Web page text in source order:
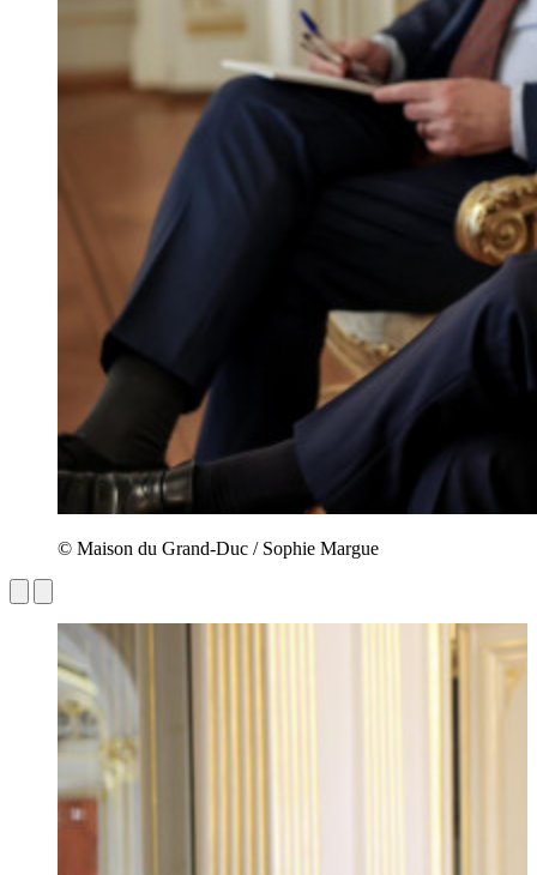
© Maison du Grand-Duc / Sophie Margue